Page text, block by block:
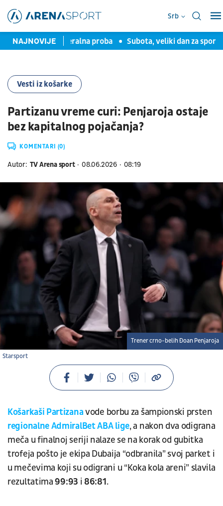
Srb
NAJNOVIJE
malo generalna proba Subota, veliki dan za sportsku
Vesti iz košarke
Partizanu vreme curi: Penjaroja ostaje
bez kapitalnog pojačanja?
KOMENTARI (0)
Autor: TV Arena sport 08.06.2026 08:19
Starsport
Trener crno-belih Đoan Penjaroja
Košarkaši Partizanavode borbu za šampionski prsten
regionalne AdmiralBet ABA lige, a nakon dva odigrana
meča u finalnoj seriji nalaze se na korak od gubitka
trofeja pošto je ekipa Dubaija “odbranila” svoj parket i
u mečevima koji su odigrani u “Koka kola areni” slavila
rezultatima99:93 i 86:81.